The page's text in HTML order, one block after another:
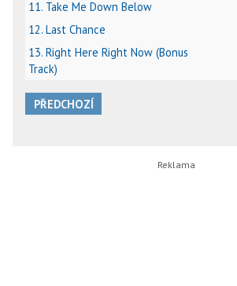
11. Take Me Down Below
12. Last Chance
13. Right Here Right Now (Bonus
Track)
PŘEDCHOZÍ